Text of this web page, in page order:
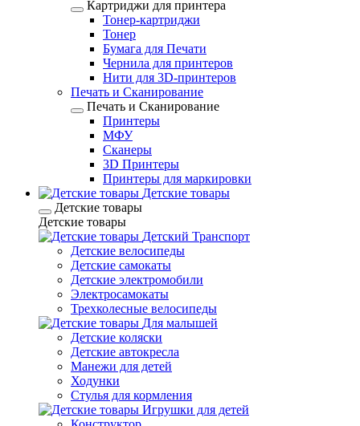
Картриджи для принтера
Тонер-картриджи
Тонер
Бумага для Печати
Чернила для принтеров
Нити для 3D-принтеров
Печать и Сканирование
Печать и Сканирование
Принтеры
МФУ
Сканеры
3D Принтеры
Принтеры для маркировки
Детские товары
Детские товары
Детские товары
Детский Транспорт
Детские велосипеды
Детские самокаты
Детские электромобили
Электросамокаты
Трехколесные велосипеды
Для малышей
Детские коляски
Детские автокресла
Манежи для детей
Ходунки
Стулья для кормления
Игрушки для детей